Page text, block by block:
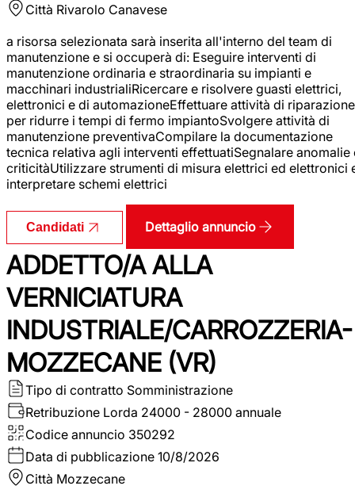
Città Rivarolo Canavese
a risorsa selezionata sarà inserita all'interno del team di
manutenzione e si occuperà di: Eseguire interventi di
manutenzione ordinaria e straordinaria su impianti e
macchinari industrialiRicercare e risolvere guasti elettrici,
elettronici e di automazioneEffettuare attività di riparazione
per ridurre i tempi di fermo impiantoSvolgere attività di
manutenzione preventivaCompilare la documentazione
tecnica relativa agli interventi effettuatiSegnalare anomalie
criticitàUtilizzare strumenti di misura elettrici ed elettronici
interpretare schemi elettrici
Candidati Dettaglio annuncio
ADDETTO/A ALLA
VERNICIATURA
INDUSTRIALE/CARROZZERIA-
MOZZECANE (VR)
Tipo di contratto Somministrazione
Retribuzione Lorda 24000 - 28000 annuale
Codice annuncio 350292
Data di pubblicazione 10/8/2026
Città Mozzecane